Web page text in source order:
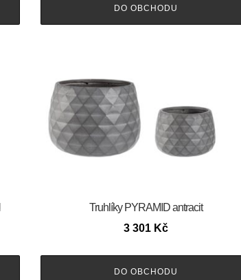
DO OBCHODU
Truhlíky PYRAMID antracit
3 301 Kč
DO OBCHODU